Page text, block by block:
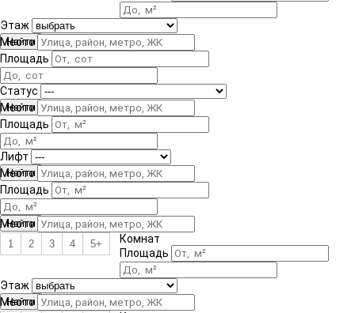
Этаж
Место
Площадь
Статус
Место
Площадь
Лифт
Место
Площадь
Место
Комнат
1 2 3 4 5+
Площадь
Этаж
Место